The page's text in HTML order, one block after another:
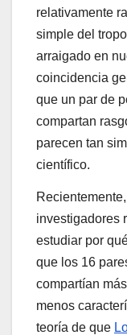
relativamente
simple del
arraigado en
coincidencia
que un par de
compartan
parecen tan
científico.
investigadores
estudiar por
que los 16
compartían
menos
teoría de que